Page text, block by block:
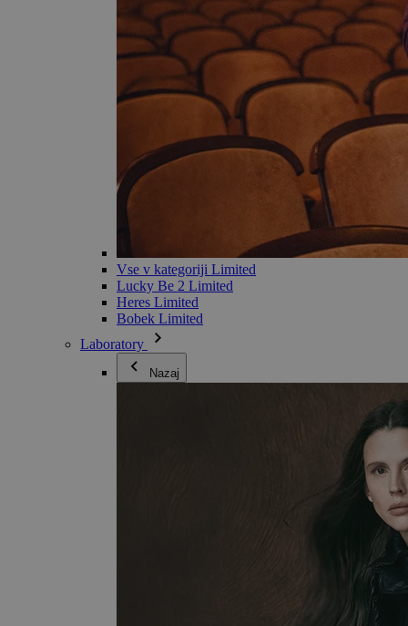
Vse v kategoriji Limited
Lucky Be 2 Limited
Heres Limited
Bobek Limited
Laboratory
Nazaj